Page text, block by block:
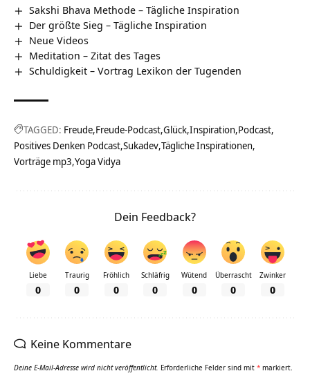
Sakshi Bhava Methode – Tägliche Inspiration
Der größte Sieg – Tägliche Inspiration
Neue Videos
Meditation – Zitat des Tages
Schuldigkeit – Vortrag Lexikon der Tugenden
TAGGED: Freude Freude-Podcast Glück Inspiration Podcast
Positives Denken Podcast Sukadev Tägliche Inspirationen
Vorträge mp3 Yoga Vidya
Dein Feedback?
Liebe
0
Traurig
0
Fröhlich
0
Schläfrig
0
Wütend
0
Überrascht
0
Zwinker
0
Keine Kommentare
Deine E-Mail-Adresse wird nicht veröffentlicht. Erforderliche Felder sind mit * markiert.